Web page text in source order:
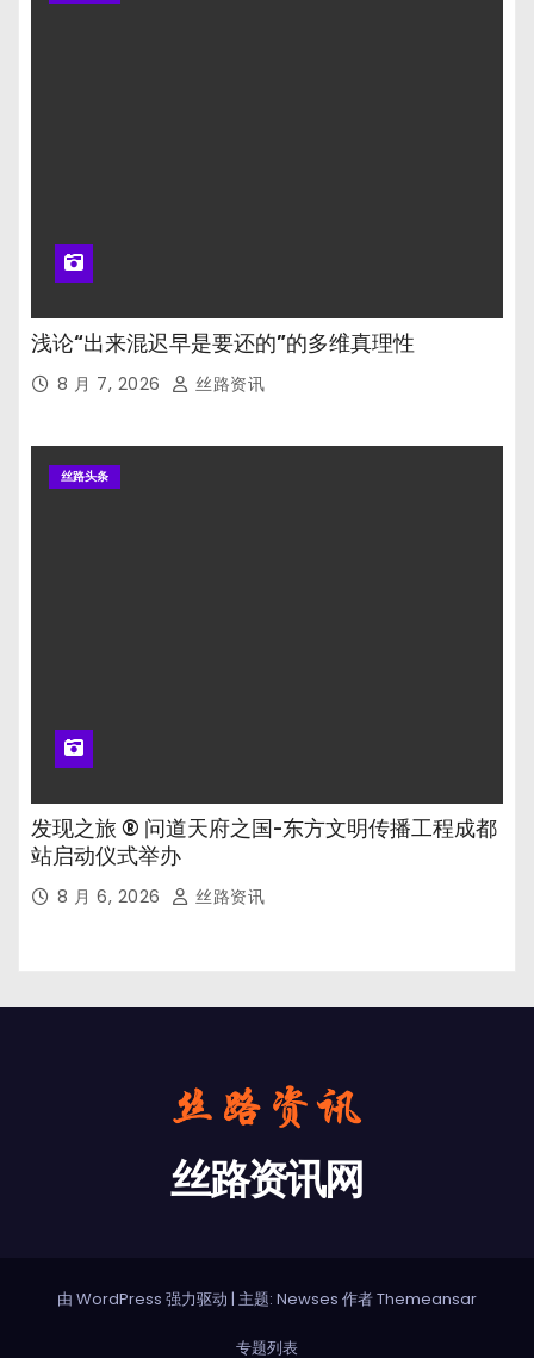
浅论“出来混迟早是要还的”的多维真理性
8 月 7, 2026 丝路资讯
丝路头条
发现之旅 ® 问道天府之国-东方文明传播工程成都
站启动仪式举办
8 月 6, 2026 丝路资讯
丝路资讯网
由 WordPress 强力驱动 | 主题: Newses 作者Themeansar
专题列表